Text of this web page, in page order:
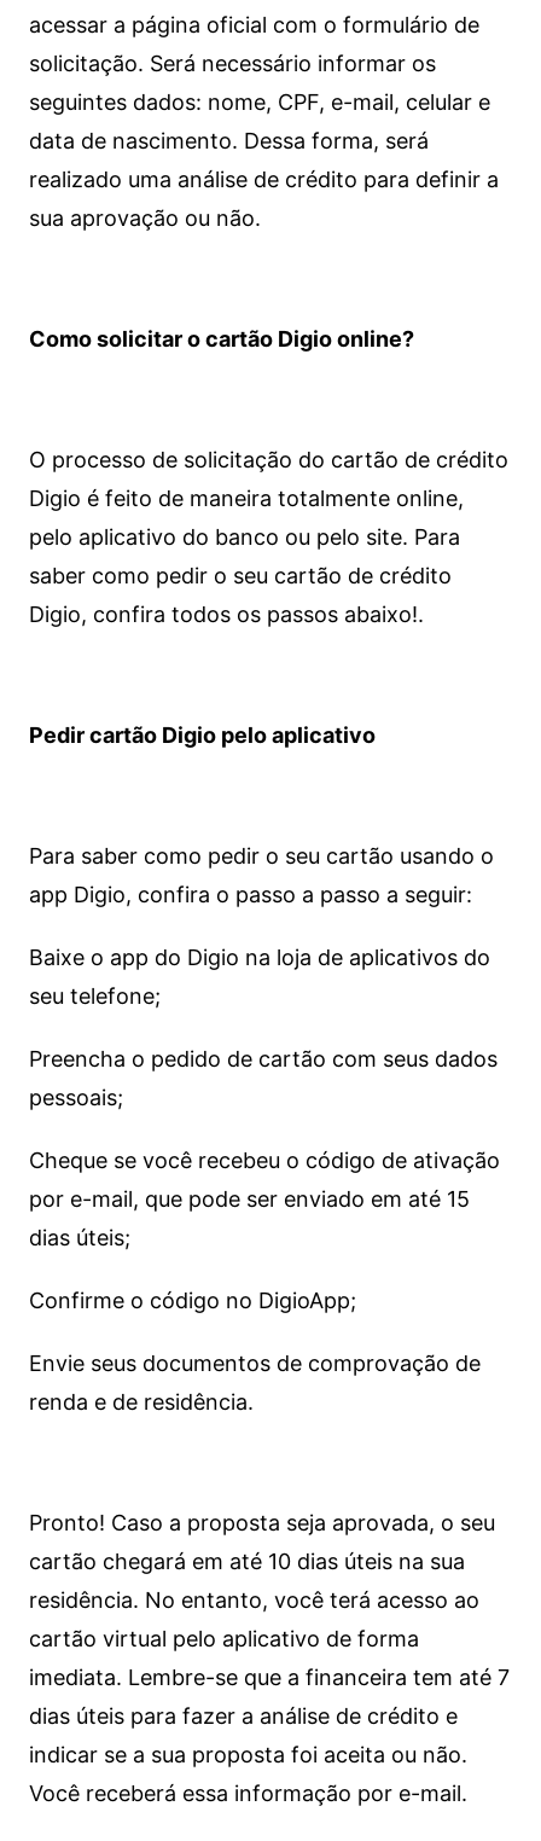
acessar a página oficial com o formulário de
solicitação. Será necessário informar os
seguintes dados: nome, CPF, e-mail, celular e
data de nascimento. Dessa forma, será
realizado uma análise de crédito para definir a
sua aprovação ou não.
Como solicitar o cartão Digio online?
O processo de solicitação do cartão de crédito
Digio é feito de maneira totalmente online,
pelo aplicativo do banco ou pelo site. Para
saber como pedir o seu cartão de crédito
Digio, confira todos os passos abaixo!.
Pedir cartão Digio pelo aplicativo
Para saber como pedir o seu cartão usando o
app Digio, confira o passo a passo a seguir:
Baixe o app do Digio na loja de aplicativos do
seu telefone;
Preencha o pedido de cartão com seus dados
pessoais;
Cheque se você recebeu o código de ativação
por e-mail, que pode ser enviado em até 15
dias úteis;
Confirme o código no DigioApp;
Envie seus documentos de comprovação de
renda e de residência.
Pronto! Caso a proposta seja aprovada, o seu
cartão chegará em até 10 dias úteis na sua
residência. No entanto, você terá acesso ao
cartão virtual pelo aplicativo de forma
imediata. Lembre-se que a financeira tem até 7
dias úteis para fazer a análise de crédito e
indicar se a sua proposta foi aceita ou não.
Você receberá essa informação por e-mail.